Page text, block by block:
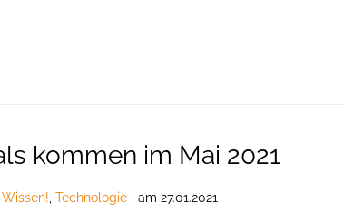
kommen im Mai 2021
Technologie am 27.01.2021